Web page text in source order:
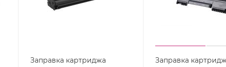
Заправка картриджа
Заправка